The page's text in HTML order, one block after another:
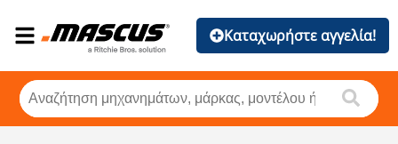
Καταχωρήστε αγγελία!